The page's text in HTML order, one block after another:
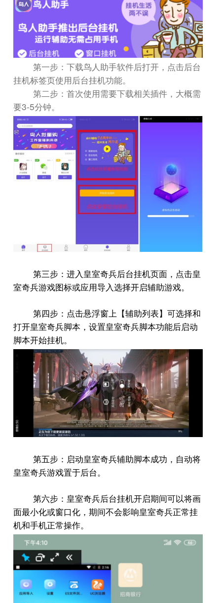
第一步：下载鸟人助手软件后打开，点击后台
挂机标签页使用后台挂机功能。
第二步：首次使用需要下载相关插件，大概需
要3-5分钟。
第三步：进入皇室奇兵后台挂机页面，点击皇
室奇兵游戏图标或应用导入选择开启辅助游戏。
第四步：点击悬浮窗上【辅助列表】可选择和
打开皇室奇兵脚本，设置皇室奇兵脚本功能后启动
脚本开始挂机。
第五步：启动皇室奇兵辅助脚本成功，自动将
皇室奇兵游戏置于后台。
第六步：皇室奇兵后台挂机开启期间可以将画
面最小化或窗口化，期间不会影响皇室奇兵正常挂
机和手机正常操作。